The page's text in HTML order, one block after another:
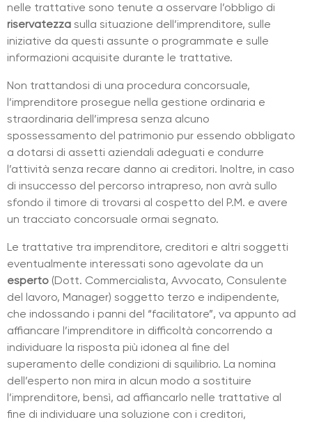
nelle trattative sono tenute a osservare l’obbligo di
riservatezza sulla situazione dell’imprenditore, sulle
iniziative da questi assunte o programmate e sulle
informazioni acquisite durante le trattative.
Non trattandosi di una procedura concorsuale,
l’imprenditore prosegue nella gestione ordinaria e
straordinaria dell’impresa senza alcuno
spossessamento del patrimonio pur essendo obbligato
a dotarsi di assetti aziendali adeguati e condurre
l’attività senza recare danno ai creditori. Inoltre, in caso
di insuccesso del percorso intrapreso, non avrà sullo
sfondo il timore di trovarsi al cospetto del P.M. e avere
un tracciato concorsuale ormai segnato.
Le trattative tra imprenditore, creditori e altri soggetti
eventualmente interessati sono agevolate da un
esperto (Dott. Commercialista, Avvocato, Consulente
del lavoro, Manager) soggetto terzo e indipendente,
che indossando i panni del “facilitatore”, va appunto ad
affiancare l’imprenditore in difficoltà concorrendo a
individuare la risposta più idonea al fine del
superamento delle condizioni di squilibrio. La nomina
dell’esperto non mira in alcun modo a sostituire
l’imprenditore, bensì, ad affiancarlo nelle trattative al
fine di individuare una soluzione con i creditori,